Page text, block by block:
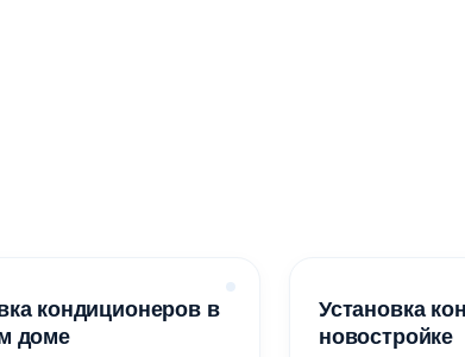
кондиционеров в
доме
Установка
новостройке